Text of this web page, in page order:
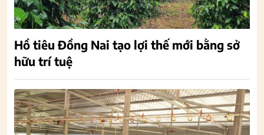
Hồ tiêu Đồng Nai tạo lợi thế mới bằng sở
hữu trí tuệ